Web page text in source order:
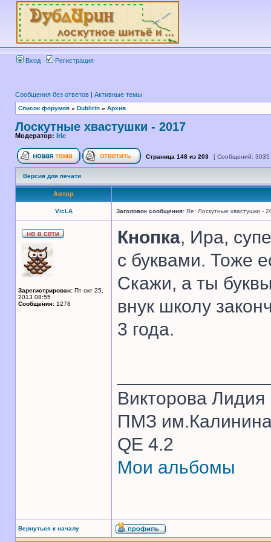
Вход Регистрация
Сообщения без ответов | Активные темы
Список форумов » Dublirin » Архив
Лоскутные хвастушки - 2017
Модератор: Iric
Страница 148 из 203 [ Сообщений:
Версия для печати
Автор
VicLA Заголовок сообщения: Re: Лоскутные хвастушки -
Зарегистрирован: Пт окт 25,
2013 08:55
Сообщения: 1278
Кнопка, Ира,
с буквами. Тоже
Скажи, а ты
внук школу
3 года.
Викторова Лидия
ПМЗ им.Калинина
QE 4.2
Мои альбомы
Вернуться к началу